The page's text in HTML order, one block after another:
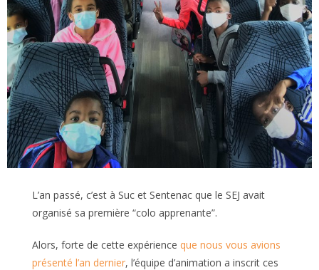
L’an passé, c’est à Suc et Sentenac que le SEJ avait
organisé sa première “colo apprenante”.
Alors, forte de cette expérience que nous vous avions
présenté l’an dernier, l’équipe d’animation a inscrit ces